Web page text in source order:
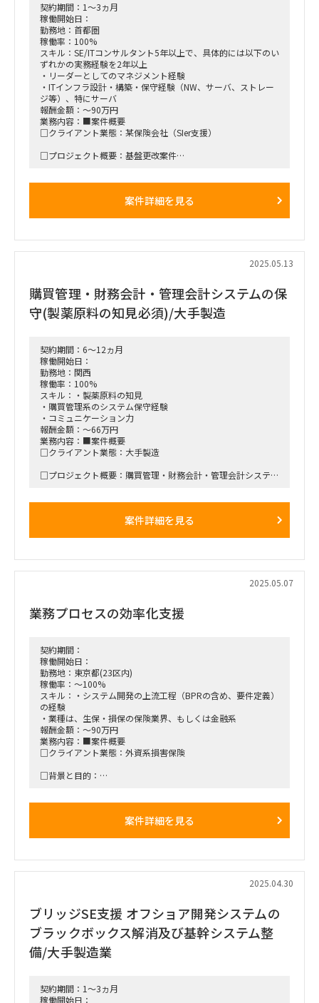
契約期間：1～3ヵ月
稼働開始日：
勤務地：首都圏
稼働率：100%
スキル：SE/ITコンサルタント5年以上で、具体的には以下のい
ずれかの実務経験を2年以上
・リーダーとしてのマネジメント経験
・ITインフラ設計・構築・保守経験（NW、サーバ、ストレー
ジ等）、特にサーバ
報酬金額：～90万円
業務内容：■案件概要
□クライアント業態：某保険会社（SIer支援）
□プロジェクト概要：基盤更改案件
案件詳細を見る
2025.05.13
購買管理・財務会計・管理会計システムの保
守(製薬原料の知見必須)/大手製造
契約期間：6～12ヵ月
稼働開始日：
勤務地：関西
稼働率：100%
スキル：・製薬原料の知見
・購買管理系のシステム保守経験
・コミュニケーション力
報酬金額：～66万円
業務内容：■案件概要
□クライアント業態：大手製造
□プロジェクト概要：購買管理・財務会計・管理会計システム
【勤務時間】9:00-18:00案件詳細を見る
2025.05.07
業務プロセスの効率化支援
契約期間：
稼働開始日：
勤務地：東京都(23区内)
稼働率：～100%
スキル：・システム開発の上流工程（BPRの含め、要件定義）
の経験
・業種は、生保・損保の保険業界、もしくは金融系
報酬金額：～90万円
業務内容：■案件概要
□クライアント業態：外資系損害保険
□背景と目的：
業務プロセスの効率化、属人化解消を目的にBPRを行う。
可視化、手順化、引受判断基準の標準化→属人化解消、効率
□作業内容：BPRコンサルティング
■働き方/勤務場所：出勤勤務（品川）が主になるが、常駐で
はない（在宅と出勤）。長崎への出張（常駐ではない）がある
想定。
案件詳細を見る
2025.04.30
ブリッジSE支援 オフショア開発システムの
ブラックボックス解消及び基幹システム整
備/大手製造業
契約期間：1～3ヵ月
稼働開始日：